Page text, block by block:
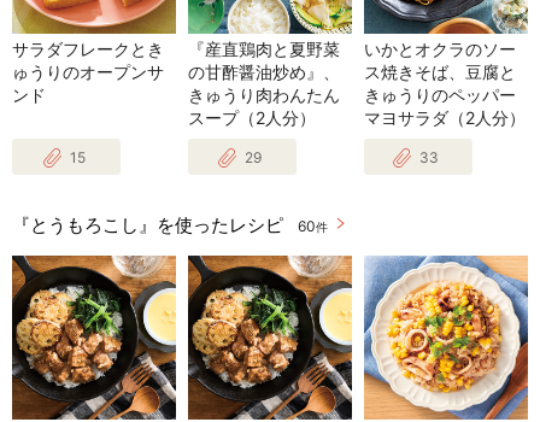
サラダフレークとき
ゅうりのオープンサ
ンド
15
『産直鶏肉と夏野菜
の甘酢醤油炒め』、
きゅうり肉わんたん
スープ（2人分）
29
いかとオクラのソー
ス焼きそば、豆腐と
きゅうりのペッパー
マヨサラダ（2人分）
33
『とうもろこし』を使ったレシピ 60件